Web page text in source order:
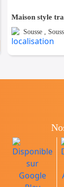
Sousse ,